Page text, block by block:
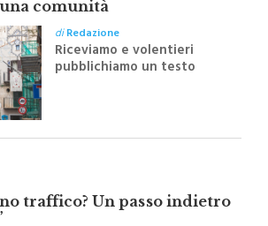
diRedazione
Riceviamo e volentieri
pubblichiamo un testo
inviato dalla scrittrice
monrealese Mariella
traffico? Un passo indietro